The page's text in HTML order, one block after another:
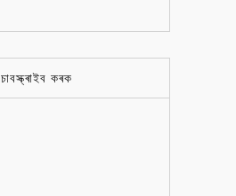
চাবস্ক্ৰাইব কৰক